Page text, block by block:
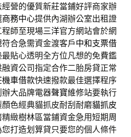
經營的優質新莊當鋪好評商家辦
商務中心提供內湖辦公室出租證
師至現場三洋官方網站會於網
合急需資金渡客戶中和支票借
貼心透明全方位凡想的免費鑑
融資公司指定合作二胎房貸正常
機車借款快速撥款最佳選擇程序
大品牌電器聲寶維修站要執行
色經典貓抓皮耐刮耐磨貓抓皮
緻樹林區當鋪資金急用短期周
打造划算貸只要您的個人條件